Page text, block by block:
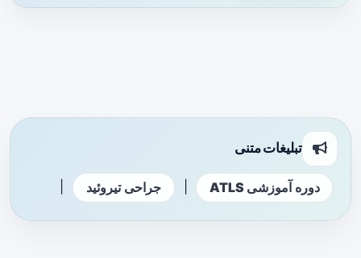
تبلیغات متنی
دوره آموزشی ATLS جراحی تیروئید